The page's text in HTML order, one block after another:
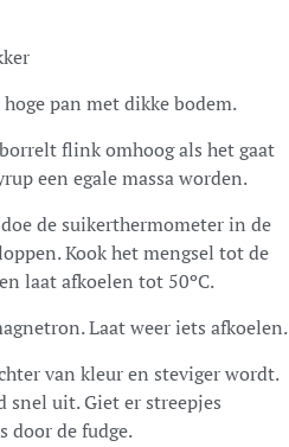
pan met dikke bodem.
flink omhoog als het gaat
een egale massa worden.
de suikerthermometer in de
Kook het mengsel tot de
laat afkoelen tot 50ºC.
Laat weer iets afkoelen.
van kleur en steviger wordt.
uit. Giet er streepjes
door de fudge.